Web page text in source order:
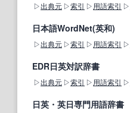
出典元 索引 用語索引
日本語WordNet(英和)
出典元 索引 用語索引
EDR日英対訳辞書
出典元 索引 用語索引
日英・英日専門用語辞書